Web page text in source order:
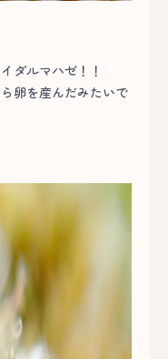
ダルマハゼ！！
卵を産んだみたいで